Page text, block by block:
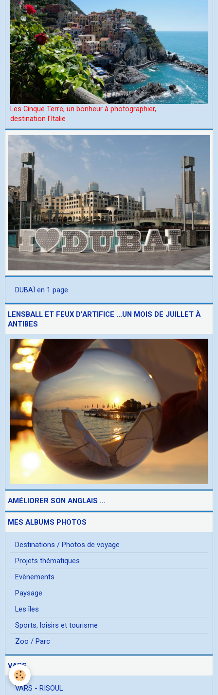
Les Cinque Terre, un bonheur à photographier,
destination l'Italie
DUBAÏ en 1 page
LENSBALL ET FEUX D'ARTIFICE ...UN MOIS DE JUILLET À
ANTIBES
AMÉLIORER SON ANGLAIS ...
MES ALBUMS PHOTOS
Destinations / Photos de voyage
Projets thématiques
Evènements
Paysage
Les îles
Sports, loisirs et tourisme
Zoo / Parc
VARS
VARS - RISOUL